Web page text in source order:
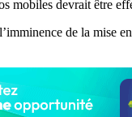
mobiles devrait être
de la mise